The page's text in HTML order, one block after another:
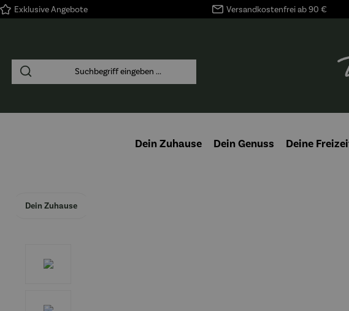
Zur Hauptnavigation springen
Exklusive Angebote Versandkostenfrei ab 90 €
Dein Zuhause Dein Genuss Deine
Dein Zuhause